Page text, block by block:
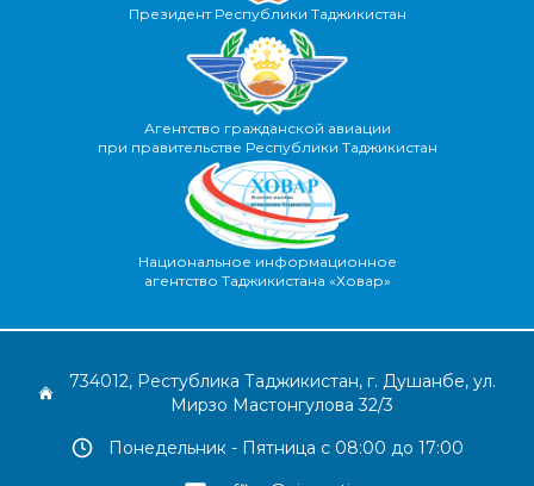
Президент Республики Таджикистан
Агентство гражданской авиации
при правительстве Республики Таджикистан
Национальное информационное
агентство Таджикистана «Ховар»
734012, Рестублика Таджикистан, г. Душанбе, ул.
Мирзо Мастонгулова 32/3
Понедельник - Пятница с 08:00 до 17:00